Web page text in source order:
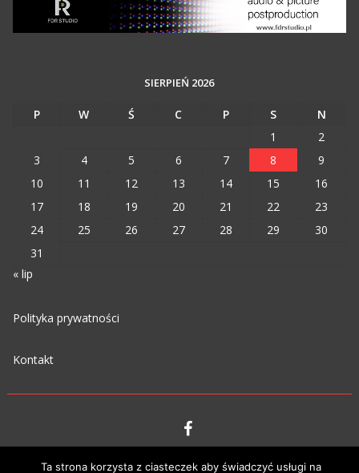
SIERPIEŃ 2026
P W Ś C P S
N
1
2
3
4 5 6 7 8
9
10
11 12 13 14 15
16
17
18 19 20 21 22
23
24
25 26 27 28 29
30
31
« lip
Polityka prywatności
Kontakt
VIPM © 2023
Ta strona korzysta z ciasteczek aby świadczyć usługi na